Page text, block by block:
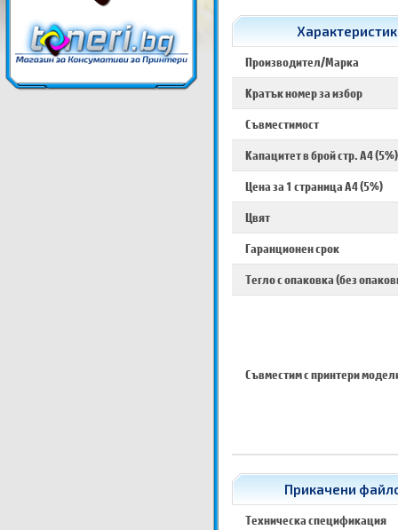
Производител/Марка
Кратък номер за избор
Съвместимост
Капацитет в брой стр. A4 (5%)
Цена за 1 страница A4 (5%)
Цвят
Гаранционен срок
Тегло с опаковка (без
Съвместим с принтери
Прикачени
Техническа спецификация